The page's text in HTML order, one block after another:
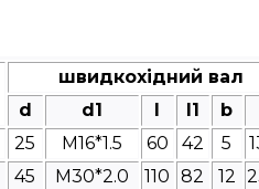
швидкохідний вал
d
d1 l1 b
25 M16*1.5 60 42 5
45 M30*2.0 110 82 12